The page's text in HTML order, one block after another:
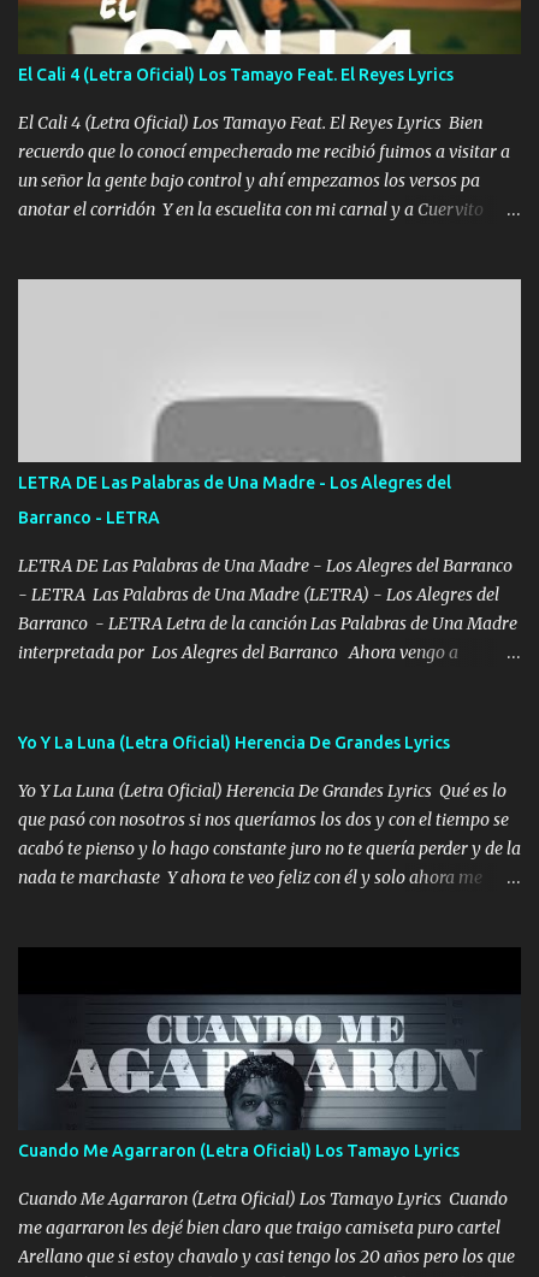
se atora Pero nunca le aflojamos Ya me han pasado cosas Y
aunque ustedes no sepan Pero la vida es muy corta Hay que
echarle chingazos Y seguir trabajando porque nada es...
El Cali 4 (Letra Oficial) Los Tamayo Feat. El Reyes Lyrics
El Cali 4 (Letra Oficial) Los Tamayo Feat. El Reyes Lyrics Bien
recuerdo que lo conocí empecherado me recibió fuimos a visitar a
un señor la gente bajo control y ahí empezamos los versos pa
anotar el corridón Y en la escuelita con mi carnal y a Cuervito
verde se le extraña pa que sepan Aquí Pura GENTE DE LA RANA 🐸
POR CLAVE ES EL CALI 4 EN LA CIUDAD TIJUANA Música Al
tirante andamos mi carnal atento a cualquier necesidad no porque
se ve limpio el camino nos confiamos al andar y nunca con la
misma piedra me vuelvo a tropezar Cuando ando de enamorado
en corto me tiró a per...
LETRA DE Las Palabras de Una Madre - Los Alegres del
Barranco - LETRA
LETRA DE Las Palabras de Una Madre - Los Alegres del Barranco
- LETRA Las Palabras de Una Madre (LETRA) - Los Alegres del
Barranco - LETRA Letra de la canción Las Palabras de Una Madre
interpretada por Los Alegres del Barranco Ahora vengo a
viento a su hijo y aunque ahora ya este con Dios el destino así lo
seguiré esperando hasta volvernos a vernos El recuerdo que yo
tengo de mi mente no se va, en mi corazón me llevo lo mismo que
tu papá, a veces me pongo triste porque no puedo mirarte, mas se
que tu me escuchas porque tu eres mi gran ángel, El desespero me
Yo Y La Luna (Letra Oficial) Herencia De Grandes Lyrics
Yo Y La Luna (Letra Oficial) Herencia De Grandes Lyrics Qué es lo
que pasó con nosotros si nos queríamos los dos y con el tiempo se
acabó te pienso y lo hago constante juro no te quería perder y de la
nada te marchaste Y ahora te veo feliz con él y solo ahora me
pero eso ya no va a pasar me perderé en la soledad Porque me
mirabas bonito si yo no fui el final feliz el final fue triste pa mí Y
duele no tenerte aquí sabiendo que moría por ti yo y la luna
cantamos y por ti nos embriagamos Quién sabe qué será de mí si
contigo fui muy feliz a lo mejor no lloró pero muy en el fondo te
adoro
Cuando Me Agarraron (Letra Oficial) Los Tamayo Lyrics
Cuando Me Agarraron (Letra Oficial) Los Tamayo Lyrics Cuando
me agarraron les dejé bien claro que traigo camiseta puro cartel
Arellano que si estoy chavalo y casi tengo los 20 años pero los que